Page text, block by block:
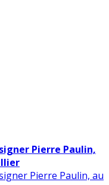
Pierre Paulin,